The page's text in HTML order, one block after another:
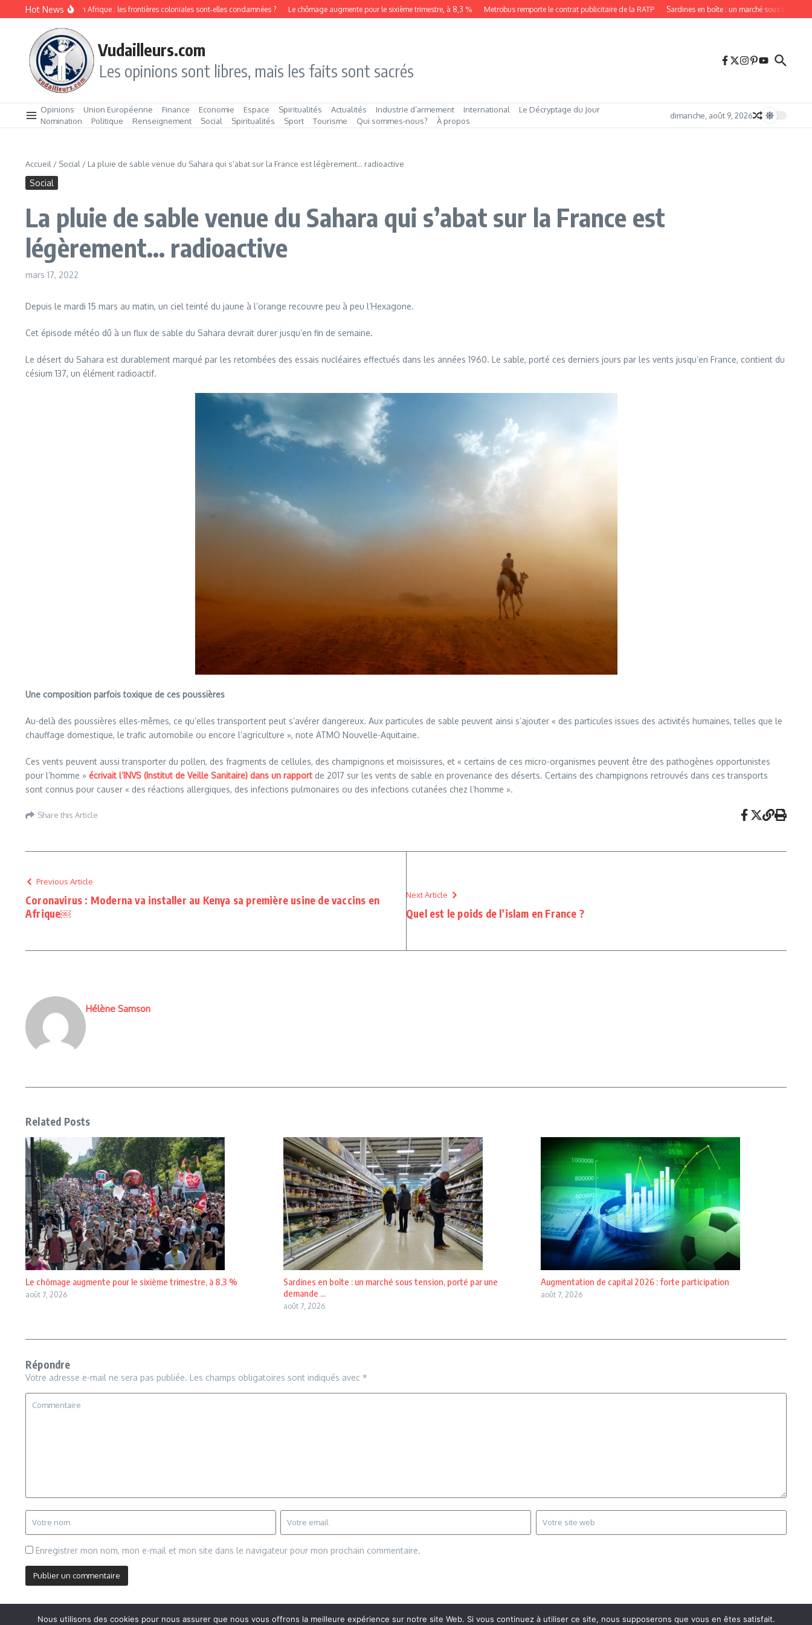
Aller au contenu
Hot News
Division ethnique en Afrique : les frontières coloniales sont‑elles condamnées ? Le chômage augmente pour le sixième trimestre, à 8,3 % Metrobus remporte le contrat publicitaire de la RATP Sardines en boîte : un marché sous tension,
Vudailleurs.com
Les opinions sont libres, mais les faits sont sacrés
Opinions Union Européenne Finance Economie Espace Spiritualités Actualités Industrie d’armement International
Le Décryptage du Jour
Nomination
Politique Renseignement Social Spiritualités Sport Tourisme Qui sommes‑nous? À propos
dimanche, août 9, 2026
Accueil / Social / La pluie de sable venue du Sahara qui s’abat sur la France est légèrement… radioactive
Social
La pluie de sable venue du Sahara qui s’abat sur la France est
légèrement… radioactive
mars 17, 2022
Depuis le mardi 15 mars au matin, un ciel teinté du jaune à l’orange recouvre peu à peu l’Hexagone.
Cet épisode météo dû à un flux de sable du Sahara devrait durer jusqu’en fin de semaine.
Le désert du Sahara est durablement marqué par les retombées des essais nucléaires effectués dans les années 1960. Le sable, porté ces derniers jours par les vents jusqu’en France, contient du
césium 137, un élément radioactif.
Une composition parfois toxique de ces poussières
Au-delà des poussières elles-mêmes, ce qu’elles transportent peut s’avérer dangereux. Aux particules de sable peuvent ainsi s’ajouter « des particules issues des activités humaines, telles que le
chauffage domestique, le trafic automobile ou encore l’agriculture », note ATMO Nouvelle-Aquitaine.
Ces vents peuvent aussi transporter du pollen, des fragments de cellules, des champignons et moisissures, et « certains de ces micro-organismes peuvent être des pathogènes opportunistes
pour l’homme » écrivait l’INVS (Institut de Veille Sanitaire) dans un rapport de 2017 sur les vents de sable en provenance des déserts. Certains des champignons retrouvés dans ces transports
sont connus pour causer « des réactions allergiques, des infections pulmonaires ou des infections cutanées chez l’homme ».
Share this Article
Previous Article
Coronavirus : Moderna va installer au Kenya sa première usine de vaccins en
Afrique￼
Next Article
Quel est le poids de l’islam en France ?
Hélène Samson
Related Posts
Le chômage augmente pour le sixième trimestre, à 8,3 %
août 7, 2026
Sardines en boîte : un marché sous tension, porté par une
demande ...
août 7, 2026
Augmentation de capital 2026 : forte participation
août 7, 2026
Répondre
Votre adresse e-mail ne sera pas publiée. Les champs obligatoires sont indiqués avec *
Enregistrer mon nom, mon e-mail et mon site dans le navigateur pour mon prochain commentaire.
Nous utilisons des cookies pour nous assurer que nous vous offrons la meilleure expérience sur notre site Web. Si vous continuez à utiliser ce site, nous supposerons que vous en êtes satisfait.